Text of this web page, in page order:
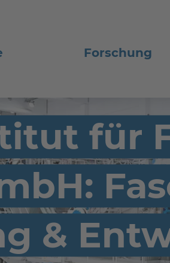
Forschung
für
&